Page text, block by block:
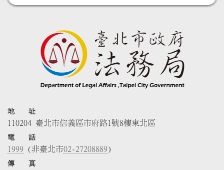
地 址
110204 臺北市信義區市府路1號8樓東北區
電 話
1999 (非臺北市02-27208889)
傳 真